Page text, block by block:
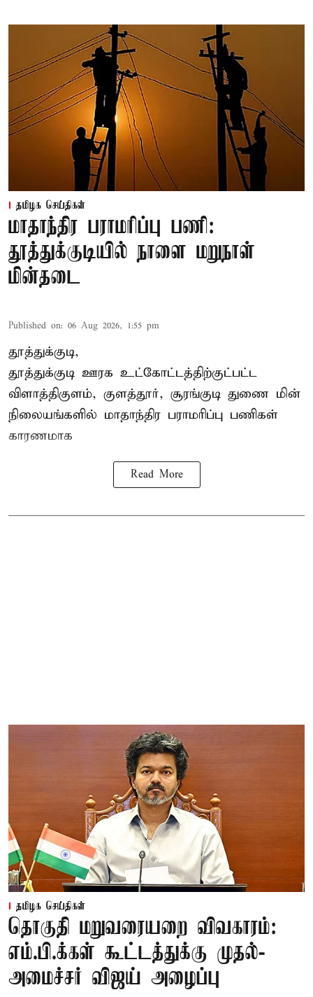
தமிழக செய்திகள்
மாதாந்திர பராமரிப்பு பணி:
தூத்துக்குடியில் நாளை மறுநாள்
மின்தடை
Published on: 06 Aug 2026, 1:55 pm
தூத்துக்குடி,
தூத்துக்குடி ஊரக உட்கோட்டத்திற்குட்பட்ட
விளாத்திகுளம், குளத்தூர், சூரங்குடி துணை மின்
நிலையங்களில் மாதாந்திர பராமரிப்பு பணிகள்
காரணமாக
Read More
தமிழக செய்திகள்
தொகுதி மறுவரையறை விவகாரம்:
எம்.பி.க்கள் கூட்டத்துக்கு முதல்-
அமைச்சர் விஜய் அழைப்பு